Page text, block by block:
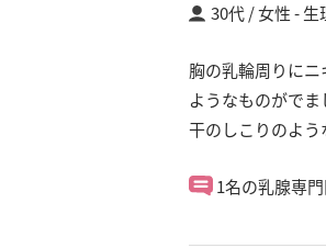
30代 / 女性 生
胸の乳輪周りに
ようなものがで
干のしこりのよう
1名の乳腺専